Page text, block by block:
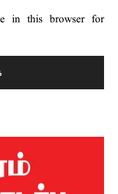
in this browser for